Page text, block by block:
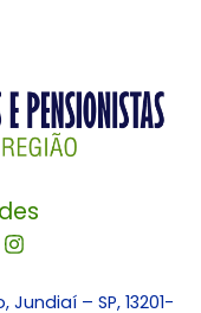
Jundiaí – SP, 13201-